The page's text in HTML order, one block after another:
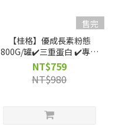
售完
【桂格】優成長素粉態
800G/罐✔️三重蛋白 ✔️專利
乳酸菌
NT$759
NT$980